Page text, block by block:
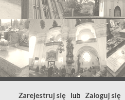
Zarejestruj się lub Zaloguj się